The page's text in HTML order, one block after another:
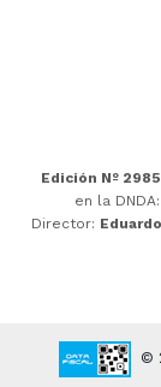
Edición Nº 2985
en la DNDA:
Director:
©